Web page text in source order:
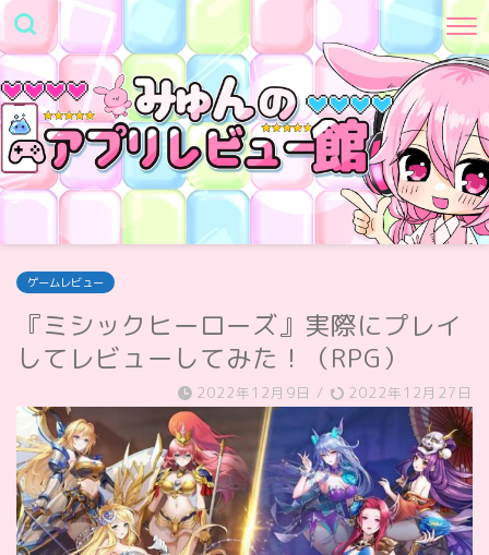
ゲームレビュー
『ミシックヒーローズ』実際にプレイ
してレビューしてみた！（RPG）
2022年12月9日 / 2022年12月27日